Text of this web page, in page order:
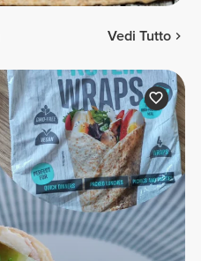
Vedi Tutto